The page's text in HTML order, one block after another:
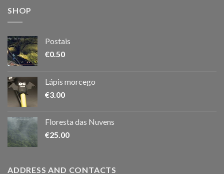
SHOP
Postais
€0.50
Lápis morcego
€3.00
Floresta das Nuvens
€25.00
ADDRESS AND CONTACTS